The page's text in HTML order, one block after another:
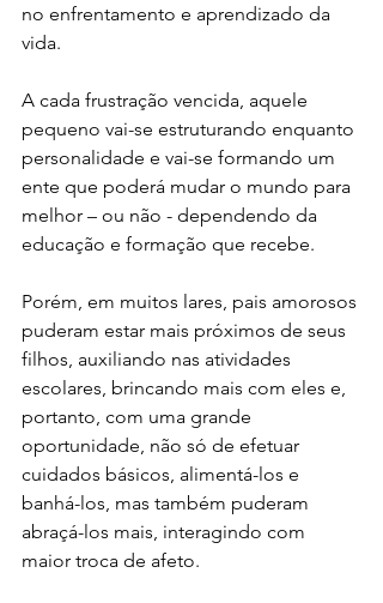
no enfrentamento e aprendizado da
vida.
A cada frustração vencida, aquele
pequeno vai-se estruturando enquanto
personalidade e vai-se formando um
ente que poderá mudar o mundo para
melhor – ou não - dependendo da
educação e formação que recebe.
Porém, em muitos lares, pais amorosos
puderam estar mais próximos de seus
filhos, auxiliando nas atividades
escolares, brincando mais com eles e,
portanto, com uma grande
oportunidade, não só de efetuar
cuidados básicos, alimentá-los e
banhá-los, mas também puderam
abraçá-los mais, interagindo com
maior troca de afeto.